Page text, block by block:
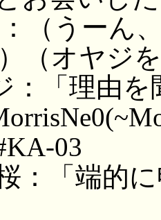
（うーん
（オヤジ
：「理由
03
：「端的